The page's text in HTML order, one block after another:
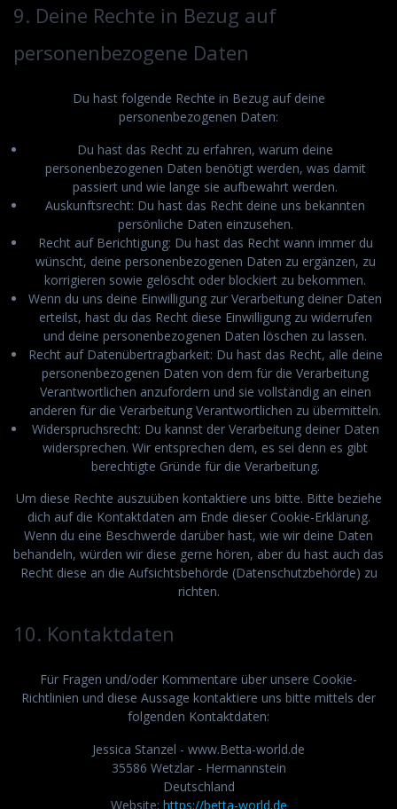
9. Deine Rechte in Bezug auf
personenbezogene Daten
Du hast folgende Rechte in Bezug auf deine
personenbezogenen Daten:
Du hast das Recht zu erfahren, warum deine
personenbezogenen Daten benötigt werden, was damit
passiert und wie lange sie aufbewahrt werden.
Auskunftsrecht: Du hast das Recht deine uns bekannten
persönliche Daten einzusehen.
Recht auf Berichtigung: Du hast das Recht wann immer du
wünscht, deine personenbezogenen Daten zu ergänzen, zu
korrigieren sowie gelöscht oder blockiert zu bekommen.
Wenn du uns deine Einwilligung zur Verarbeitung deiner Daten
erteilst, hast du das Recht diese Einwilligung zu widerrufen
und deine personenbezogenen Daten löschen zu lassen.
Recht auf Datenübertragbarkeit: Du hast das Recht, alle deine
personenbezogenen Daten von dem für die Verarbeitung
Verantwortlichen anzufordern und sie vollständig an einen
anderen für die Verarbeitung Verantwortlichen zu übermitteln.
Widerspruchsrecht: Du kannst der Verarbeitung deiner Daten
widersprechen. Wir entsprechen dem, es sei denn es gibt
berechtigte Gründe für die Verarbeitung.
Um diese Rechte auszuüben kontaktiere uns bitte. Bitte beziehe
dich auf die Kontaktdaten am Ende dieser Cookie-Erklärung.
Wenn du eine Beschwerde darüber hast, wie wir deine Daten
behandeln, würden wir diese gerne hören, aber du hast auch das
Recht diese an die Aufsichtsbehörde (Datenschutzbehörde) zu
richten.
10. Kontaktdaten
Für Fragen und/oder Kommentare über unsere Cookie-
Richtlinien und diese Aussage kontaktiere uns bitte mittels der
folgenden Kontaktdaten:
Jessica Stanzel - www.Betta-world.de
35586 Wetzlar - Hermannstein
Deutschland
Website: https://betta-world.de